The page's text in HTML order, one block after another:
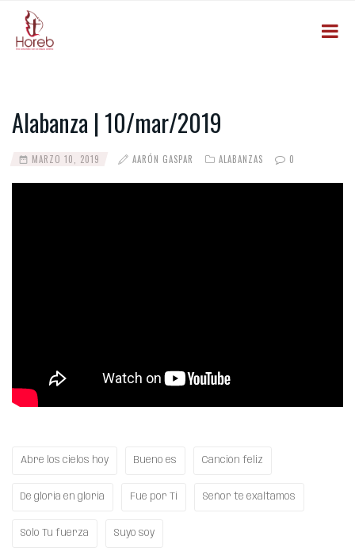
Alabanza | 10/mar/2019
MARZO 10, 2019 AARÓN GASPAR ALABANZAS 0
Abre los cielos hoy Bueno es Canción feliz
De gloria en gloria Fue por Ti Señor te exaltamos
Sólo Tu fuerza Suyo soy